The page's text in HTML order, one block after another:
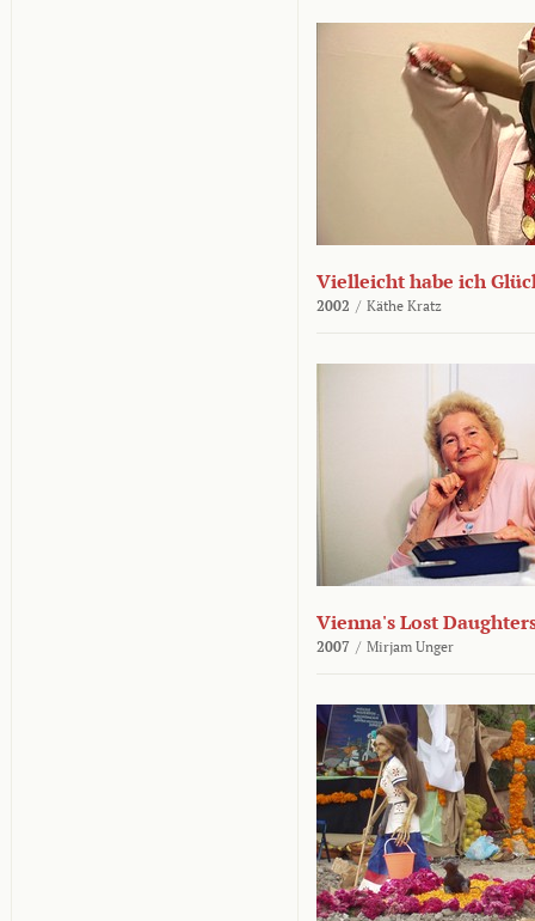
Vielleicht habe ich
2002 / Käthe Kratz
Vienna's Lost
2007 / Mirjam Unger